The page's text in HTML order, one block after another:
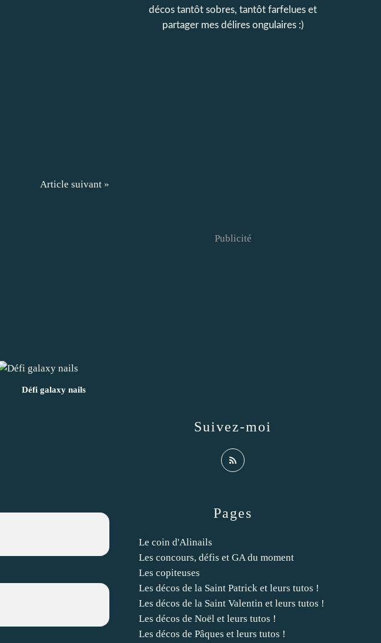
Article suivant »
Défi galaxy nails
Pages
Le coin d'Alinails
Les concours, défis et GA du moment
Les copiteuses
Les décos de la Saint Patrick et leurs tutos !
Les décos de la Saint Valentin et leurs tutos !
Les décos de Noël et leurs tutos !
Les décos de Pâques et leurs tutos !
décos tantôt sobres, tantôt farfelues et
partager mes délires ongulaires :)
Suivez-moi
Publicité